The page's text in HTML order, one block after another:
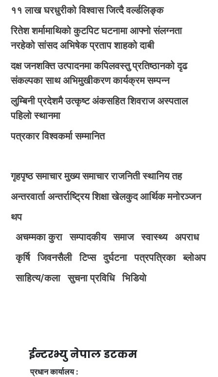
११ लाख घरधुरीको विश्वास जित्दै वर्ल्डलिङ्क
रितेश शर्मामाथिको कुटपिट घटनामा आफ्नो संलग्नता
नरहेको सांसद अभिषेक प्रताप शाहको दाबी
दक्ष जनशक्ति उत्पादनमा कपिलवस्तु प्रतिष्ठानको दृढ
संकल्पका साथ अभिमुखीकरण कार्यक्रम सम्पन्न
लुम्बिनी प्रदेशमै उत्कृष्ट अंकसहित शिवराज अस्पताल
पहिलो स्थानमा
पत्रकार विश्वकर्मा सम्मानित
गृहपृष्ठ समाचार मुख्य समाचार राजनिती स्थानिय तह
अन्तरवार्ता अन्तर्राष्ट्रिय शिक्षा खेलकुद आर्थिक मनोरञ्जन
थप
अचम्मका कुरा
सम्पादकीय समाज स्वास्थ्य
अपराध
कृर्षि
जिवनसैली टिप्स दुर्घटना पत्रपत्रिका
ब्लोअप
साहित्य/कला
सुचना प्रविधि भिडियाे
ईन्टरभ्यु नेपाल डटकम
प्रधान कार्यालय :